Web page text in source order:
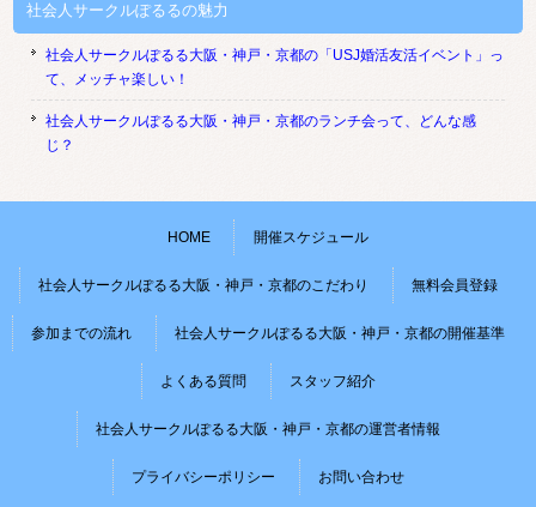
社会人サークルぽるるの魅力
社会人サークルぽるる大阪・神戸・京都の「USJ婚活友活イベント」っ
て、メッチャ楽しい！
社会人サークルぽるる大阪・神戸・京都のランチ会って、どんな感
じ？
HOME 開催スケジュール
社会人サークルぽるる大阪・神戸・京都のこだわり 無料会員登録
参加までの流れ 社会人サークルぽるる大阪・神戸・京都の開催基準
よくある質問 スタッフ紹介
社会人サークルぽるる大阪・神戸・京都の運営者情報
プライバシーポリシー お問い合わせ